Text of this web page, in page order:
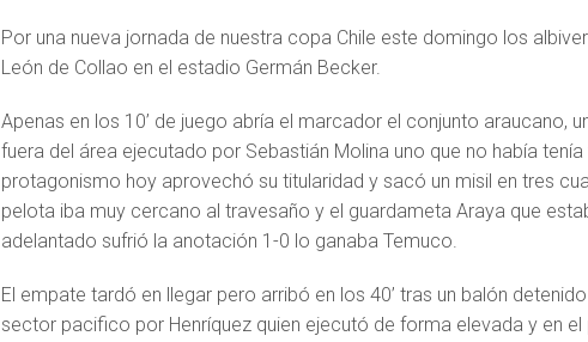
Por una nueva jornada de nuestra copa Chile este domingo los
León de Collao en el estadio Germán Becker.
Apenas en los 10’ de juego abría el marcador el conjunto araucano,
fuera del área ejecutado por Sebastián Molina uno que no había
protagonismo hoy aprovechó su titularidad y sacó un misil en tres
pelota iba muy cercano al travesaño y el guardameta Araya que
adelantado sufrió la anotación 1-0 lo ganaba Temuco.
El empate tardó en llegar pero arribó en los 40’ tras un balón
sector pacifico por Henríquez quien ejecutó de forma elevada y en